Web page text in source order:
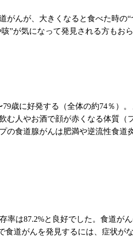
んが、大きくなると食べた時の“
”が気になって発見される方もおら
歳に好発する（全体の約74％）
む人やお酒で顔が赤くなる体質（
食道腺がんは肥満や逆流性食道
は87.2%と良好でした。食道が
道がんを発見するには、症状が